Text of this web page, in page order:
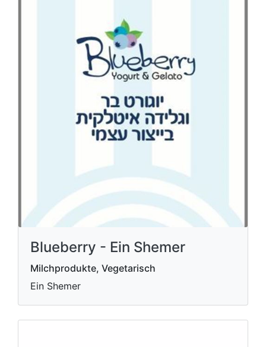
Blueberry - Ein Shemer
Milchprodukte, Vegetarisch
Ein Shemer